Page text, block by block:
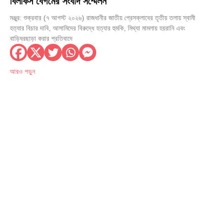
মঞ্জুর: শুক্রবার (৭ আগস্ট ২০২৬) রাজধানীর জাতীয় প্রেসক্লাবের তৃতীয় তলায় স্বামী
হত্যার বিচার দাবি, আসামিদের বিরুদ্ধে হত্যার হুমকি, মিথ্যা মামলায় হয়রানি এবং
বাড়িঘরছাড়া করার প্রতিবাদে
আরও পড়ুন